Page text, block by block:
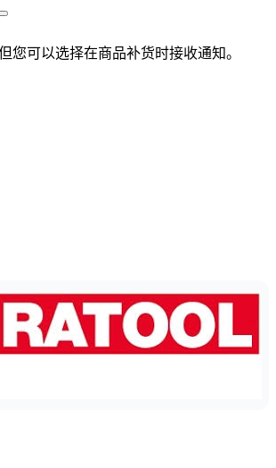
您可以选择在商品补货时接收通知。